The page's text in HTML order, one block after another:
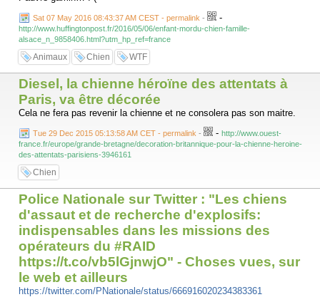
Sat 07 May 2016 08:43:37 AM CEST - permalink - -
http://www.huffingtonpost.fr/2016/05/06/enfant-mordu-chien-famille-
alsace_n_9858406.html?utm_hp_ref=france
Animaux Chien WTF
Diesel, la chienne héroïne des attentats à
Paris, va être décorée
Cela ne fera pas revenir la chienne et ne consolera pas son maitre.
Tue 29 Dec 2015 05:13:58 AM CET - permalink - - http://www.ouest-
france.fr/europe/grande-bretagne/decoration-britannique-pour-la-chienne-heroine-
des-attentats-parisiens-3946161
Chien
Police Nationale sur Twitter : "Les chiens
d'assaut et de recherche d'explosifs:
indispensables dans les missions des
opérateurs du #RAID
https://t.co/vb5lGjnwjO" - Choses vues, sur
le web et ailleurs
https://twitter.com/PNationale/status/666916020234383361